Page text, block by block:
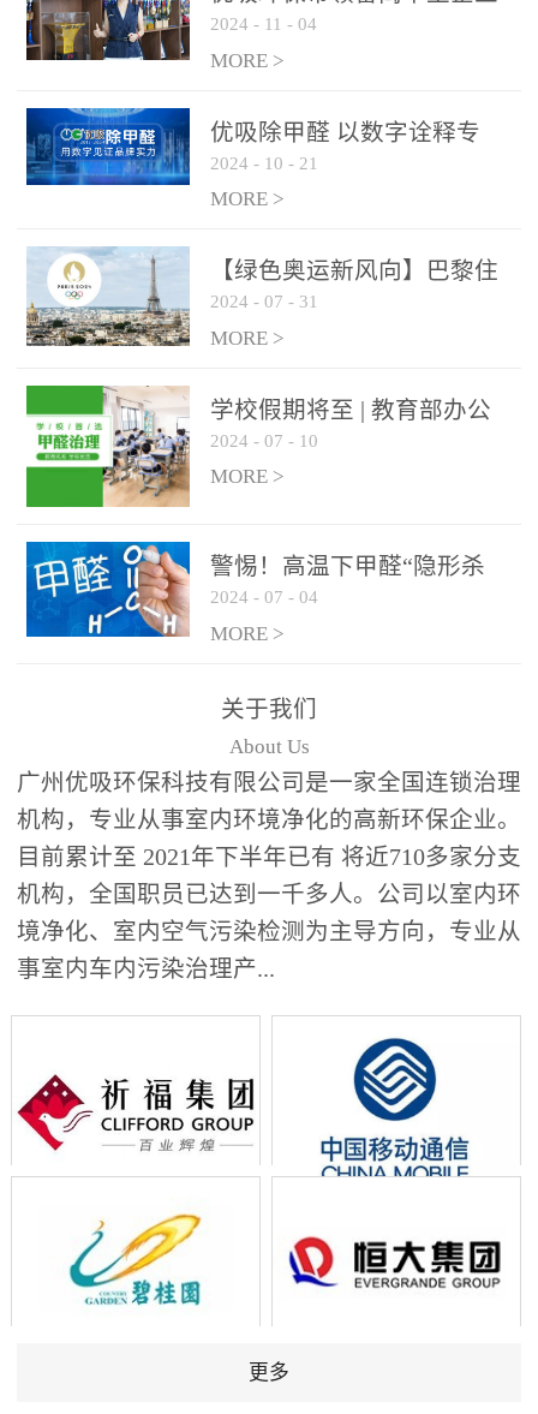
勇敢破局向“新”
2024 - 11 - 04
MORE >
优吸除甲醛 以数字诠释专
业，尽显除醛品牌实力！
2024 - 10 - 21
MORE >
【绿色奥运新风向】巴黎住
宿风波：优吸环保共建健康
绿色家居
2024 - 07 - 31
MORE >
学校假期将至 | 教育部办公
厅关于加强学校新建校舍室
内空气质量管理通知
2024 - 07 - 10
MORE >
警惕！高温下甲醛“隐形杀
手”来袭，你的家安全吗？
2024 - 07 - 04
MORE >
关于我们
About Us
广州优吸环保科技有限公司是一家全国连锁治理
机构，专业从事室内环境净化的高新环保企业。
目前累计至 2021年下半年已有 将近710多家分支
机构，全国职员已达到一千多人。公司以室内环
境净化、室内空气污染检测为主导方向，专业从
事室内车内污染治理产...
更多